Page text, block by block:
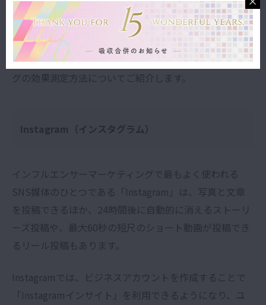
【SNS別】インフルエンサーマーケティングの効
果測定方法
ここからはSNS媒体別にインフルエンサーマーケティン
グの効果測定方法についてご紹介します。
Instagram（インスタグラム）
インフルエンサーマーケティングで最もよく使われる
SNS媒体のひとつである「Instagram」は、写真と文章
を投稿できるほか、24時間後に自動的に消えるストーリ
ーズ投稿や、最大60秒の短尺のショート動画が投稿でき
るリール投稿もあります。
Instagramでは、ビジネスアカウントを作成することで
「Instagramインサイト」を利用できるようになり、ユ